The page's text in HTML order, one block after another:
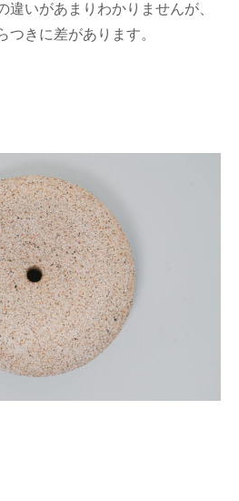
違いがあまりわかりませんが、
つきに差があります。